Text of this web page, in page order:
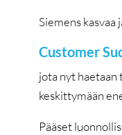
Siemens kasvaa
Customer
jota nyt
keskittymään
Pääset